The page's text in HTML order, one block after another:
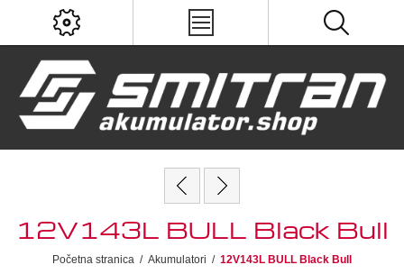
12V143L BULL Black Bull
Početna stranica / Akumulatori / 12V143L BULL Black Bull